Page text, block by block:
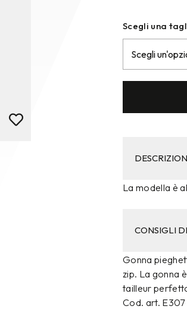
Scegli una
La modella è
CONSIGLI
Gonna
zip. La gonna
tailleur
Cod. art. E307